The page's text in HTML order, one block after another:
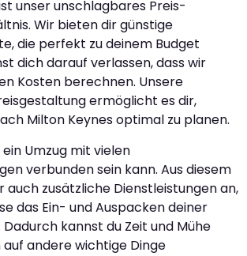
unser unschlagbares Preis-
Wir bieten dir günstige
die perfekt zu deinem Budget
dich darauf verlassen, dass wir
Kosten berechnen. Unsere
ermöglicht es dir,
Milton Keynes optimal zu planen.
ein Umzug mit vielen
verbunden sein kann. Aus diesem
auch zusätzliche Dienstleistungen an,
das Ein- und Auspacken deiner
kannst du Zeit und Mühe
andere wichtige Dinge